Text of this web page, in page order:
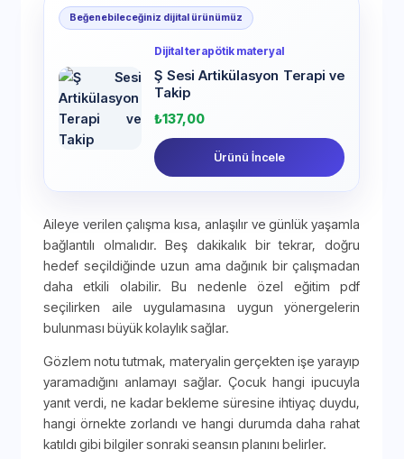
Beğenebileceğiniz dijital ürünümüz
Dijital terapötik materyal
Ş Sesi Artikülasyon Terapi ve
Takip
₺137,00
Ürünü İncele
Aileye verilen çalışma kısa, anlaşılır ve günlük yaşamla
bağlantılı olmalıdır. Beş dakikalık bir tekrar, doğru
hedef seçildiğinde uzun ama dağınık bir çalışmadan
daha etkili olabilir. Bu nedenle özel eğitim pdf
seçilirken aile uygulamasına uygun yönergelerin
bulunması büyük kolaylık sağlar.
Gözlem notu tutmak, materyalin gerçekten işe yarayıp
yaramadığını anlamayı sağlar. Çocuk hangi ipucuyla
yanıt verdi, ne kadar bekleme süresine ihtiyaç duydu,
hangi örnekte zorlandı ve hangi durumda daha rahat
katıldı gibi bilgiler sonraki seansın planını belirler.